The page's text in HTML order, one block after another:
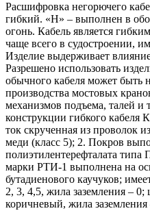
Расшифровка негорючего
гибкий. «Н» – выполнен в
огонь. Кабель является
чаще всего в судостроении,
Изделие выдерживает
Разрешено использовать
обычного кабеля может быть
производства мостовых
механизмов подъема, талей и
конструкции гибкого
ток скрученная из проволок
меди (класс 5); 2. Покров
полиэтилентерефталата
марки РТИ-1 выполнена на
бутадиенового каучуков;
2, 3, 4,5, жила заземления –
коричневый, жила